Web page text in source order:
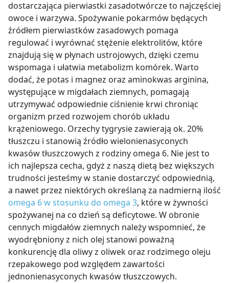
dostarczająca pierwiastki zasadotwórcze to najczęściej
owoce i warzywa. Spożywanie pokarmów będących
źródłem pierwiastków zasadowych pomaga
regulować i wyrównać stężenie elektrolitów, które
znajdują się w płynach ustrojowych, dzięki czemu
wspomaga i ułatwia metabolizm komórek. Warto
dodać, że potas i magnez oraz aminokwas arginina,
występujące w migdałach ziemnych, pomagają
utrzymywać odpowiednie ciśnienie krwi chroniąc
organizm przed rozwojem chorób układu
krążeniowego. Orzechy tygrysie zawierają ok. 20%
tłuszczu i stanowią źródło wielonienasyconych
kwasów tłuszczowych z rodziny omega 6. Nie jest to
ich najlepsza cecha, gdyż z naszą dietą bez większych
trudności jesteśmy w stanie dostarczyć odpowiednią,
a nawet przez niektórych określaną za nadmierną ilość
omega 6 w stosunku do omega 3, które w żywności
spożywanej na co dzień są deficytowe. W obronie
cennych migdałów ziemnych należy wspomnieć, że
wyodrębniony z nich olej stanowi poważną
konkurencję dla oliwy z oliwek oraz rodzimego oleju
rzepakowego pod względem zawartości
jednonienasyconych kwasów tłuszczowych.